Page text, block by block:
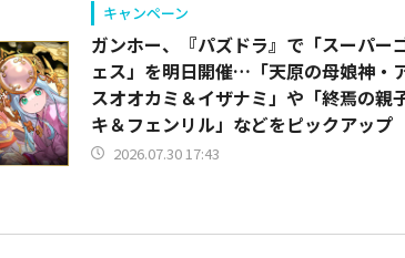
キャンペーン
ガンホー、『パズドラ』で「スーパー
ェス」を明日開催…「天原の母娘神・
スオオカミ＆イザナミ」や「終焉の親
キ＆フェンリル」などをピックアップ
2026.07.30 17:43